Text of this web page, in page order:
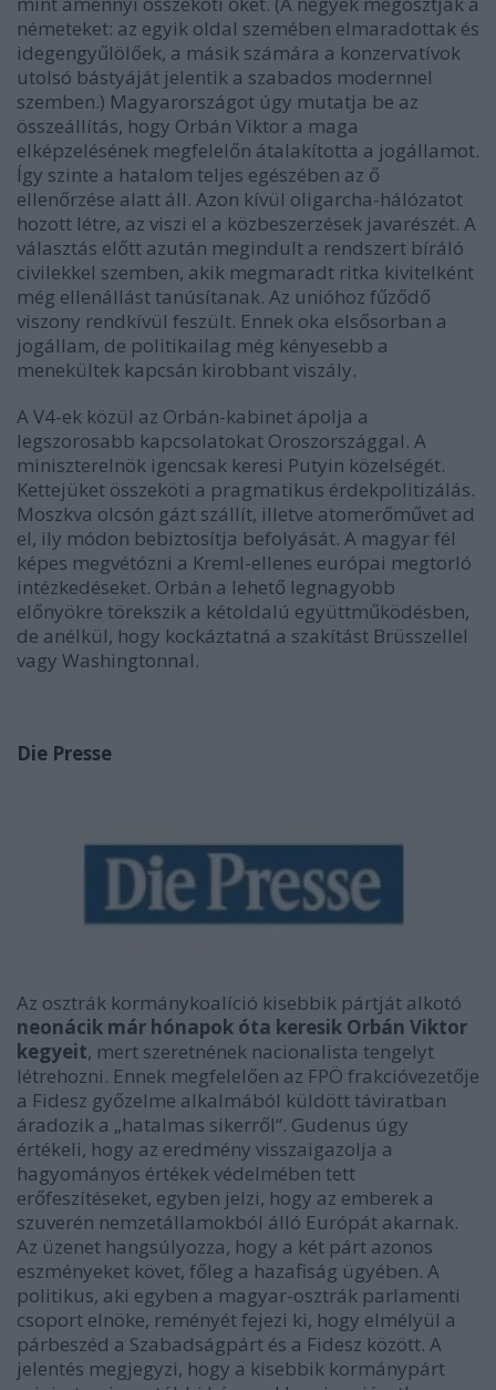
németeket: az egyik oldal szemében elmaradottak és
idegengyűlölőek, a másik számára a konzervatívok
utolsó bástyáját jelentik a szabados modernnel
szemben.) Magyarországot úgy mutatja be az
összeállítás, hogy Orbán Viktor a maga
elképzelésének megfelelőn átalakította a jogállamot.
Így szinte a hatalom teljes egészében az ő
ellenőrzése alatt áll. Azon kívül oligarcha-hálózatot
hozott létre, az viszi el a közbeszerzések javarészét. A
választás előtt azután megindult a rendszert bíráló
civilekkel szemben, akik megmaradt ritka kivitelként
még ellenállást tanúsítanak. Az unióhoz fűződő
viszony rendkívül feszült. Ennek oka elsősorban a
jogállam, de politikailag még kényesebb a
menekültek kapcsán kirobbant viszály.
A V4-ek közül az Orbán-kabinet ápolja a
legszorosabb kapcsolatokat Oroszországgal. A
miniszterelnök igencsak keresi Putyin közelségét.
Kettejüket összeköti a pragmatikus érdekpolitizálás.
Moszkva olcsón gázt szállít, illetve atomerőművet ad
el, ily módon bebiztosítja befolyását. A magyar fél
képes megvétózni a Kreml-ellenes európai megtorló
intézkedéseket. Orbán a lehető legnagyobb
előnyökre törekszik a kétoldalú együttműködésben,
de anélkül, hogy kockáztatná a szakítást Brüsszellel
vagy Washingtonnal.
Die Presse
Az osztrák kormánykoalíció kisebbik pártját alkotó
neonácik már hónapok óta keresik Orbán Viktor
kegyeit, mert szeretnének nacionalista tengelyt
létrehozni. Ennek megfelelően az FPÖ frakcióvezetője
a Fidesz győzelme alkalmából küldött táviratban
áradozik a „hatalmas sikerről“. Gudenus úgy
értékeli, hogy az eredmény visszaigazolja a
hagyományos értékek védelmében tett
erőfeszítéseket, egyben jelzi, hogy az emberek a
szuverén nemzetállamokból álló Európát akarnak.
Az üzenet hangsúlyozza, hogy a két párt azonos
eszményeket követ, főleg a hazafiság ügyében. A
politikus, aki egyben a magyar-osztrák parlamenti
csoport elnöke, reményét fejezi ki, hogy elmélyül a
párbeszéd a Szabadságpárt és a Fidesz között. A
jelentés megjegyzi, hogy a kisebbik kormánypárt